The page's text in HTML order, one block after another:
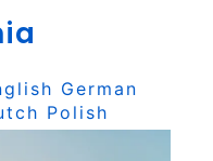
German
Polish